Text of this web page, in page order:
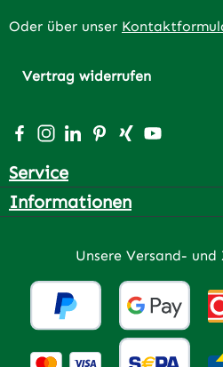
Oder über unser
Vertrag widerrufen
Besuche uns auf Facebook –
Schau auf Instagram
Vernetze dich mit uns
Lass dich auf
Vernetze dich
Sieh dir
Service
Informationen
Unsere Versand-